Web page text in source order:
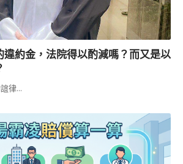
違約金，法院得以酌減嗎？而又是以
律…